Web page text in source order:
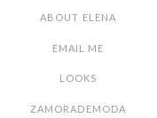
ABOUT ELENA
EMAIL ME
LOOKS
ZAMORADEMODA